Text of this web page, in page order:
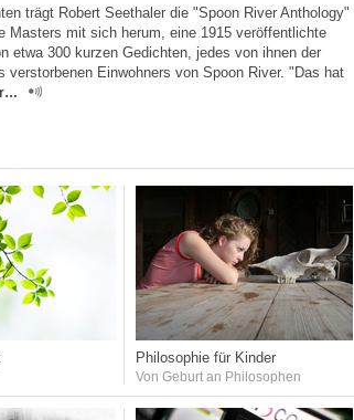
trägt Robert Seethaler die "Spoon River Anthology"
Masters mit sich herum, eine 1915 veröffentlichte
etwa 300 kurzen Gedichten, jedes von ihnen der
verstorbenen Einwohners von Spoon River. "Das hat
Philosophie für Kinder
Von Geburt an Philosophen